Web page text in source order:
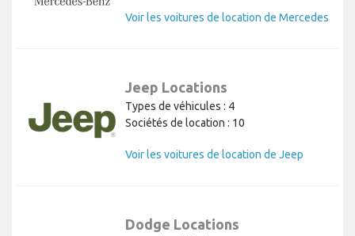
Voir les voitures de location de Mercedes
Jeep Locations
Types de véhicules : 4
Sociétés de location : 10
Voir les voitures de location de Jeep
Dodge Locations